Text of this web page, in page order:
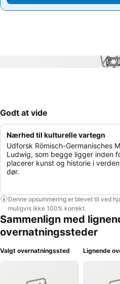
1 /
Godt at vide
Nærhed til kulturelle vartegn
Udforsk Römisch-Germanisches
Ludwig, som begge ligger inden
placerer kunst og historie i
dør.
Denne opsummering er blevet til ved
muligvis ikke 100% korrekt.
Sammenlign med
overnatningssteder
Valgt overnatningssted Lignende